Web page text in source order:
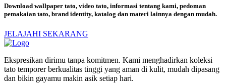
Download wallpaper tato, video tato, informasi tentang kami, pedoman
pemakaian tato, brand identity, katalog dan materi lainnya dengan mudah.
JELAJAHI SEKARANG
Ekspresikan dirimu tanpa komitmen. Kami menghadirkan koleksi
tato temporer berkualitas tinggi yang aman di kulit, mudah dipasang
dan bikin gayamu makin asik setiap hari.